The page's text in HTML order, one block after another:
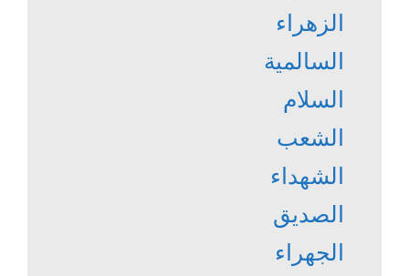
الزهراء
السالمية
السلام
الشعب
الشهداء
الصديق
الجهراء